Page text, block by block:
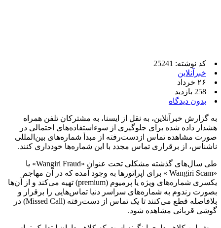
کد نوشته: 25241
خبرآنلاین
۲۶ خرداد
258 بازدید
بدون دیدگاه
به گزارش خبرآنلاین، به نقل از ایسنا، به مشترکان تلفن همراه
هشدار داده شده برای جلوگیری از سوءاستفاده‌های احتمالی در
صورت مشاهده تماس ازدست‌رفته از مبدأ شماره‌های بین‌المللی
ناشناس، از برقراری تماس مجدد با این شماره‌ها خودداری کنند.
طی سال‌های گذشته مشکلی تحت عنوان «Wangiri Fraud» یا
«Wangiri Scam » برای اپراتورها به وجود آمده که در آن مهاجم
یکسری شماره‌های ویژه یا پرمیوم (premium) تهیه ‌می‌کند و از آن‌ها
بصورت رندوم به شماره‌های سراسر دنیا تماس‌هایی را برقرار و
بلافاصله قطع می‌کنند تا یک تماس از دست‌رفته (Missed Call) در
گوشی قربانی مشاهده شود.